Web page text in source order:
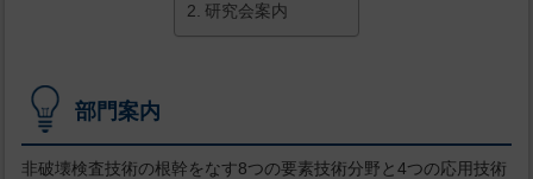
研究会案内
部門案内
非破壊検査技術の根幹をなす8つの要素技術分野と4つの応用技術